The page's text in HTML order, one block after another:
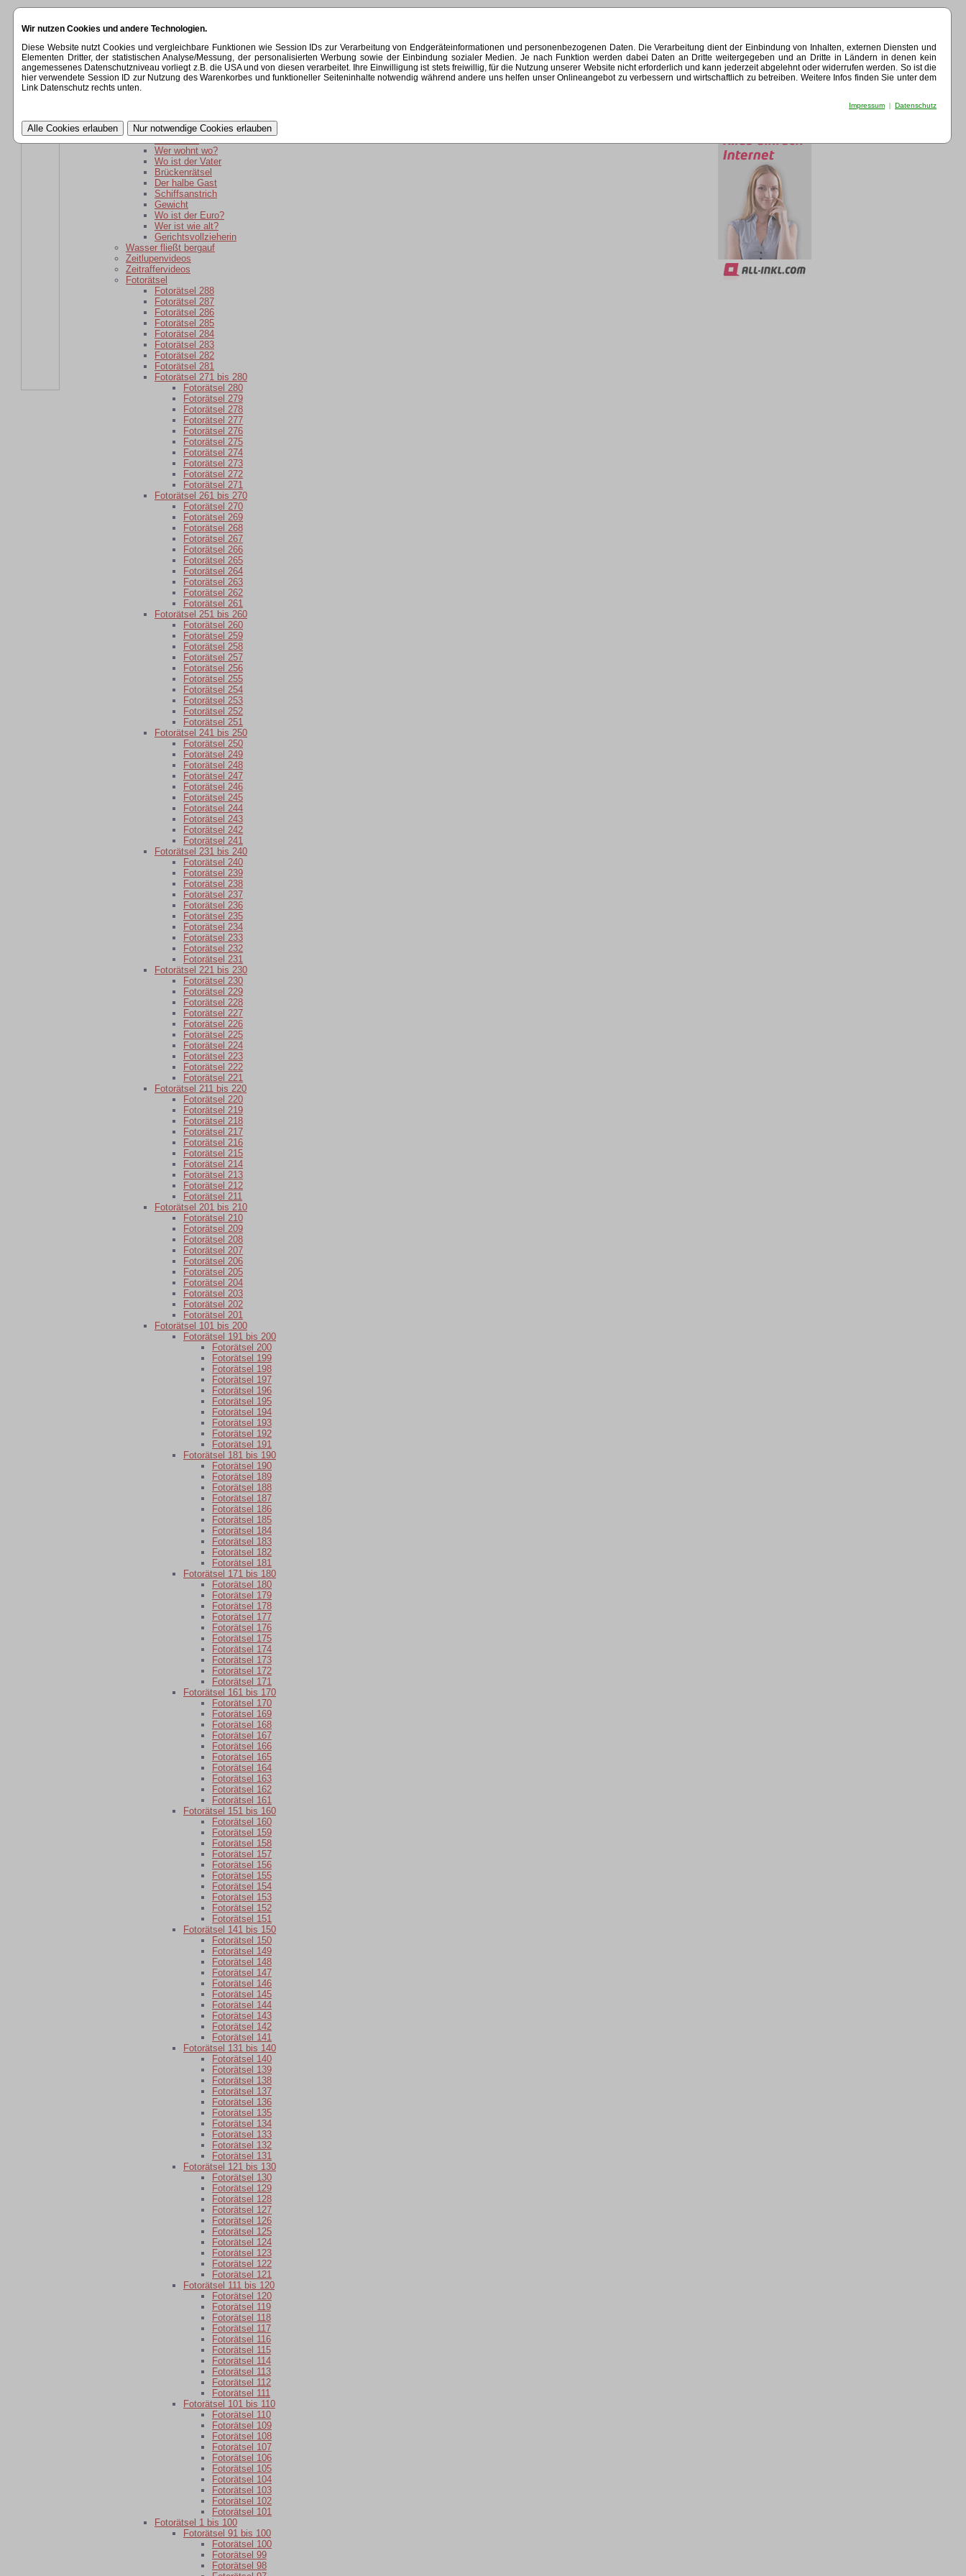
Wir nutzen Cookies und andere Technologien.
Diese Website nutzt Cookies und vergleichbare Funktionen wie Session IDs zur Verarbeitung von Endgeräteinformationen und personenbezogenen Daten. Die Verarbeitung dient der Einbindung von Inhalten, externen Diensten und
Elementen Dritter, der statistischen Analyse/Messung, der personalisierten Werbung sowie der Einbindung sozialer Medien. Je nach Funktion werden dabei Daten an Dritte weitergegeben und an Dritte in Ländern in denen kein
angemessenes Datenschutzniveau vorliegt z.B. die USA und von diesen verarbeitet. Ihre Einwilligung ist stets freiwillig, für die Nutzung unserer Website nicht erforderlich und kann jederzeit abgelehnt oder widerrufen werden. So ist die
hier verwendete Session ID zur Nutzung des Warenkorbes und funktioneller Seiteninhalte notwendig während andere uns helfen unser Onlineangebot zu verbessern und wirtschaftlich zu betreiben. Weitere Infos finden Sie unter dem
Link Datenschutz rechts unten.
Impressum | Datenschutz
Kategorien
Rätsel
Rätsel für daheim gebliebene
Wer ist wie alt?
wer ist weiter weg?
kaputte Sicherung
Kartoffelsackrätsel
Wer wohnt wo?
Wo ist der Vater
Brückenrätsel
Der halbe Gast
Schiffsanstrich
Gewicht
Wo ist der Euro?
Wer ist wie alt?
Gerichtsvollzieherin
Wasser fließt bergauf
Zeitlupenvideos
Zeitraffervideos
Fotorätsel
Fotorätsel 288
Fotorätsel 287
Fotorätsel 286
Fotorätsel 285
Fotorätsel 284
Fotorätsel 283
Fotorätsel 282
Fotorätsel 281
Fotorätsel 271 bis 280
Fotorätsel 280
Fotorätsel 279
Fotorätsel 278
Fotorätsel 277
Fotorätsel 276
Fotorätsel 275
Fotorätsel 274
Fotorätsel 273
Fotorätsel 272
Fotorätsel 271
Fotorätsel 261 bis 270
Fotorätsel 270
Fotorätsel 269
Fotorätsel 268
Fotorätsel 267
Fotorätsel 266
Fotorätsel 265
Fotorätsel 264
Fotorätsel 263
Fotorätsel 262
Fotorätsel 261
Fotorätsel 251 bis 260
Fotorätsel 260
Fotorätsel 259
Fotorätsel 258
Fotorätsel 257
Fotorätsel 256
Fotorätsel 255
Fotorätsel 254
Fotorätsel 253
Fotorätsel 252
Fotorätsel 251
Fotorätsel 241 bis 250
Fotorätsel 250
Fotorätsel 249
Fotorätsel 248
Fotorätsel 247
Fotorätsel 246
Fotorätsel 245
Fotorätsel 244
Fotorätsel 243
Fotorätsel 242
Fotorätsel 241
Fotorätsel 231 bis 240
Fotorätsel 240
Fotorätsel 239
Fotorätsel 238
Fotorätsel 237
Fotorätsel 236
Fotorätsel 235
Fotorätsel 234
Fotorätsel 233
Fotorätsel 232
Fotorätsel 231
Fotorätsel 221 bis 230
Fotorätsel 230
Fotorätsel 229
Fotorätsel 228
Fotorätsel 227
Fotorätsel 226
Fotorätsel 225
Fotorätsel 224
Fotorätsel 223
Fotorätsel 222
Fotorätsel 221
Fotorätsel 211 bis 220
Fotorätsel 220
Fotorätsel 219
Fotorätsel 218
Fotorätsel 217
Fotorätsel 216
Fotorätsel 215
Fotorätsel 214
Fotorätsel 213
Fotorätsel 212
Fotorätsel 211
Fotorätsel 201 bis 210
Fotorätsel 210
Fotorätsel 209
Fotorätsel 208
Fotorätsel 207
Fotorätsel 206
Fotorätsel 205
Fotorätsel 204
Fotorätsel 203
Fotorätsel 202
Fotorätsel 201
Fotorätsel 101 bis 200
Fotorätsel 191 bis 200
Fotorätsel 200
Fotorätsel 199
Fotorätsel 198
Fotorätsel 197
Fotorätsel 196
Fotorätsel 195
Fotorätsel 194
Fotorätsel 193
Fotorätsel 192
Fotorätsel 191
Fotorätsel 181 bis 190
Fotorätsel 190
Fotorätsel 189
Fotorätsel 188
Fotorätsel 187
Fotorätsel 186
Fotorätsel 185
Fotorätsel 184
Fotorätsel 183
Fotorätsel 182
Fotorätsel 181
Fotorätsel 171 bis 180
Fotorätsel 180
Fotorätsel 179
Fotorätsel 178
Fotorätsel 177
Fotorätsel 176
Fotorätsel 175
Fotorätsel 174
Fotorätsel 173
Fotorätsel 172
Fotorätsel 171
Fotorätsel 161 bis 170
Fotorätsel 170
Fotorätsel 169
Fotorätsel 168
Fotorätsel 167
Fotorätsel 166
Fotorätsel 165
Fotorätsel 164
Fotorätsel 163
Fotorätsel 162
Fotorätsel 161
Fotorätsel 151 bis 160
Fotorätsel 160
Fotorätsel 159
Fotorätsel 158
Fotorätsel 157
Fotorätsel 156
Fotorätsel 155
Fotorätsel 154
Fotorätsel 153
Fotorätsel 152
Fotorätsel 151
Fotorätsel 141 bis 150
Fotorätsel 150
Fotorätsel 149
Fotorätsel 148
Fotorätsel 147
Fotorätsel 146
Fotorätsel 145
Fotorätsel 144
Fotorätsel 143
Fotorätsel 142
Fotorätsel 141
Fotorätsel 131 bis 140
Fotorätsel 140
Fotorätsel 139
Fotorätsel 138
Fotorätsel 137
Fotorätsel 136
Fotorätsel 135
Fotorätsel 134
Fotorätsel 133
Fotorätsel 132
Fotorätsel 131
Fotorätsel 121 bis 130
Fotorätsel 130
Fotorätsel 129
Fotorätsel 128
Fotorätsel 127
Fotorätsel 126
Fotorätsel 125
Fotorätsel 124
Fotorätsel 123
Fotorätsel 122
Fotorätsel 121
Fotorätsel 111 bis 120
Fotorätsel 120
Fotorätsel 119
Fotorätsel 118
Fotorätsel 117
Fotorätsel 116
Fotorätsel 115
Fotorätsel 114
Fotorätsel 113
Fotorätsel 112
Fotorätsel 111
Fotorätsel 101 bis 110
Fotorätsel 110
Fotorätsel 109
Fotorätsel 108
Fotorätsel 107
Fotorätsel 106
Fotorätsel 105
Fotorätsel 104
Fotorätsel 103
Fotorätsel 102
Fotorätsel 101
Fotorätsel 1 bis 100
Fotorätsel 91 bis 100
Fotorätsel 100
Fotorätsel 99
Fotorätsel 98